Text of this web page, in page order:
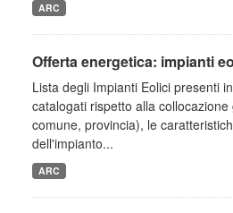
ARC
Offerta energetica: impianti
Lista degli Impianti Eolici presenti
catalogati rispetto alla
comune, provincia), le
dell'impianto...
ARC